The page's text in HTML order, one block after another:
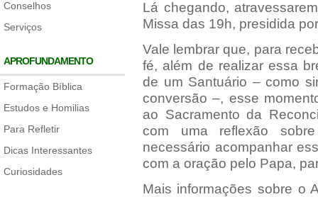
Conselhos
Serviços
APROFUNDAMENTO
Formação Bíblica
Estudos e Homilias
Para Refletir
Dicas Interessantes
Curiosidades
Lá chegando,
Missa das 19h, presidida
Vale lembrar que, para
fé, além de realizar essa
de um Santuário – como
conversão –, esse
ao Sacramento da
com uma reflexão
necessário acompanhar
com a oração pelo Papa,
Mais informações sobre o